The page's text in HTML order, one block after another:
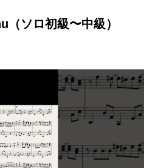
（ソロ初級〜中級）